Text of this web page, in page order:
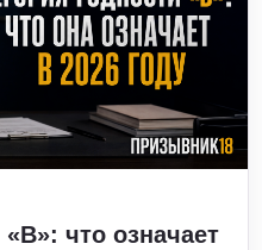
«В»: что означает